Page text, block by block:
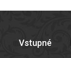
Vstupné